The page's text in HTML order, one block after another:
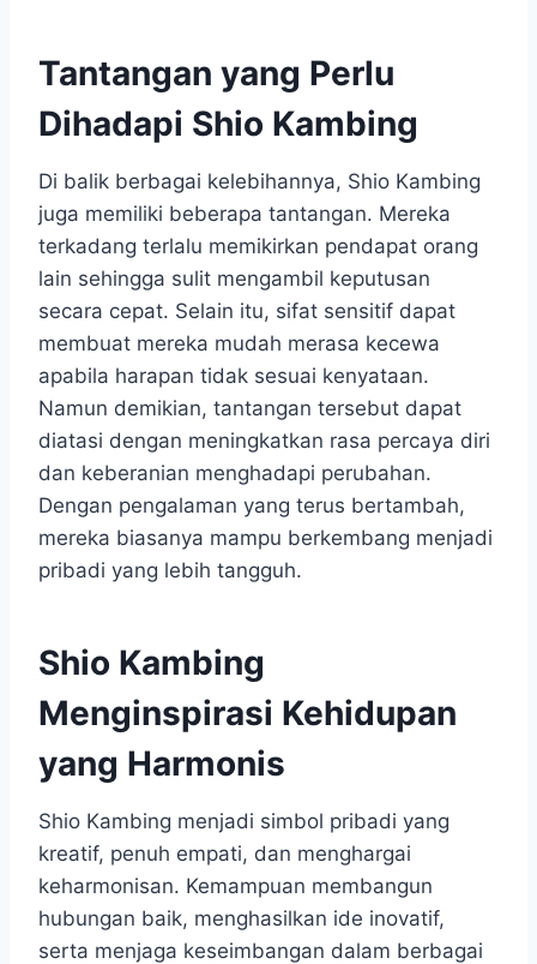
Tantangan yang Perlu
Dihadapi Shio Kambing
Di balik berbagai kelebihannya, Shio Kambing
juga memiliki beberapa tantangan. Mereka
terkadang terlalu memikirkan pendapat orang
lain sehingga sulit mengambil keputusan
secara cepat. Selain itu, sifat sensitif dapat
membuat mereka mudah merasa kecewa
apabila harapan tidak sesuai kenyataan.
Namun demikian, tantangan tersebut dapat
diatasi dengan meningkatkan rasa percaya diri
dan keberanian menghadapi perubahan.
Dengan pengalaman yang terus bertambah,
mereka biasanya mampu berkembang menjadi
pribadi yang lebih tangguh.
Shio Kambing
Menginspirasi Kehidupan
yang Harmonis
Shio Kambing menjadi simbol pribadi yang
kreatif, penuh empati, dan menghargai
keharmonisan. Kemampuan membangun
hubungan baik, menghasilkan ide inovatif,
serta menjaga keseimbangan dalam berbagai